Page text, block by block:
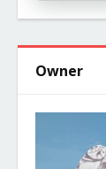
Owner